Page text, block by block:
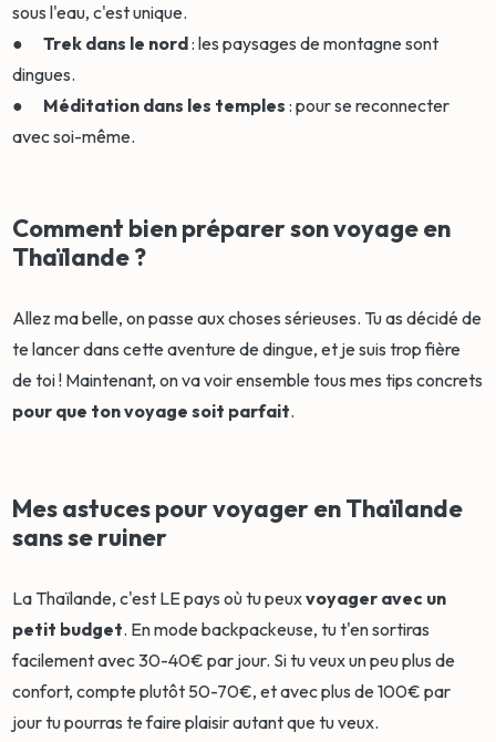
sous l'eau, c'est unique.
●Trek dans le nord: les paysages de montagne sont
dingues.
● Méditation dans les temples : pour se reconnecter
avec soi-même.
Comment bien préparer son voyage en
Thaïlande ?
Allez ma belle, on passe aux choses sérieuses. Tu as décidé de
te lancer dans cette aventure de dingue, et je suis trop fière
de toi ! Maintenant, on va voir ensemble tous mes tips concrets
pour que ton voyage soit parfait.
Mes astuces pour voyager en Thaïlande
sans se ruiner
La Thaïlande, c'est LE pays où tu peuxvoyager avec un
petit budget. En mode backpackeuse, tu t'en sortiras
facilement avec 30-40€ par jour. Si tu veux un peu plus de
confort, compte plutôt 50-70€, et avec plus de 100€ par
jour tu pourras te faire plaisir autant que tu veux.